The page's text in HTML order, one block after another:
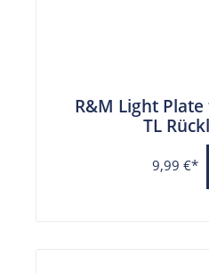
R&M Light
TL
9,99 €*